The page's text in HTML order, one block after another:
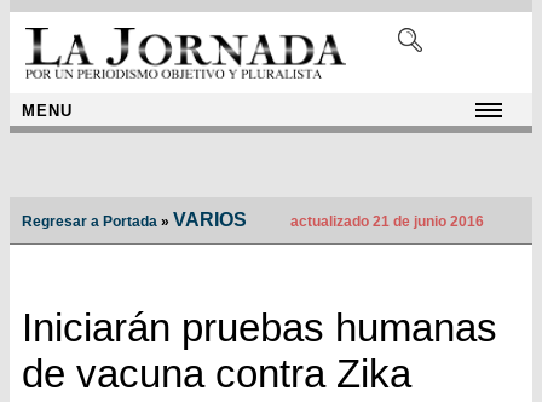
MENU
Regresar a Portada » VARIOS actualizado 21 de junio 2016
Iniciarán pruebas humanas
de vacuna contra Zika